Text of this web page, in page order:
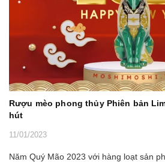
Rượu mèo phong thủy Phiên bản
hút
11/01/2023
Năm Quý Mão 2023 với hàng loạt sản